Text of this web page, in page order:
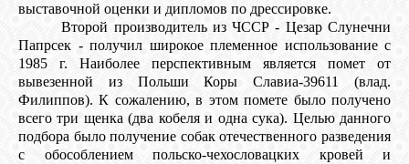
выставочной оценки и дипломов по дрессировке.
Второй производитель из ЧССР - Цезар Слунечни
Папрсек - получил широкое племенное использование с
1985 г. Наиболее перспективным является помет от
вывезенной из Польши Коры Славиа-39611 (влад.
Филиппов). К сожалению, в этом помете было получено
всего три щенка (два кобеля и одна сука). Целью данного
подбора было получение собак отечественного разведения
с обособлением польско-чехословацких кровей и